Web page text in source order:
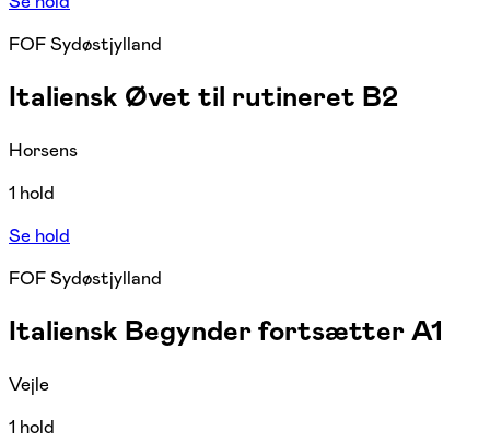
FOF Sydøstjylland
Italiensk Øvet til rutineret B2
Horsens
1 hold
Se hold
FOF Sydøstjylland
Italiensk Begynder fortsætter A1
Vejle
1 hold